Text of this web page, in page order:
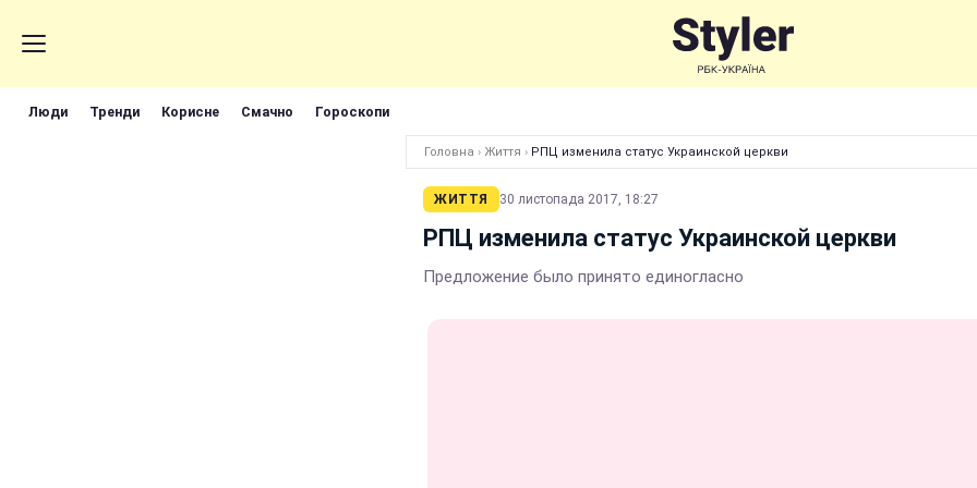
Люди Тренди Корисне Смачно Гороскопи
Головна › Життя › РПЦ изменила статус Украинской церкви
ЖИТТЯ 30 листопада 2017, 18:27
РПЦ изменила статус Украинской церкви
Предложение было принято единогласно